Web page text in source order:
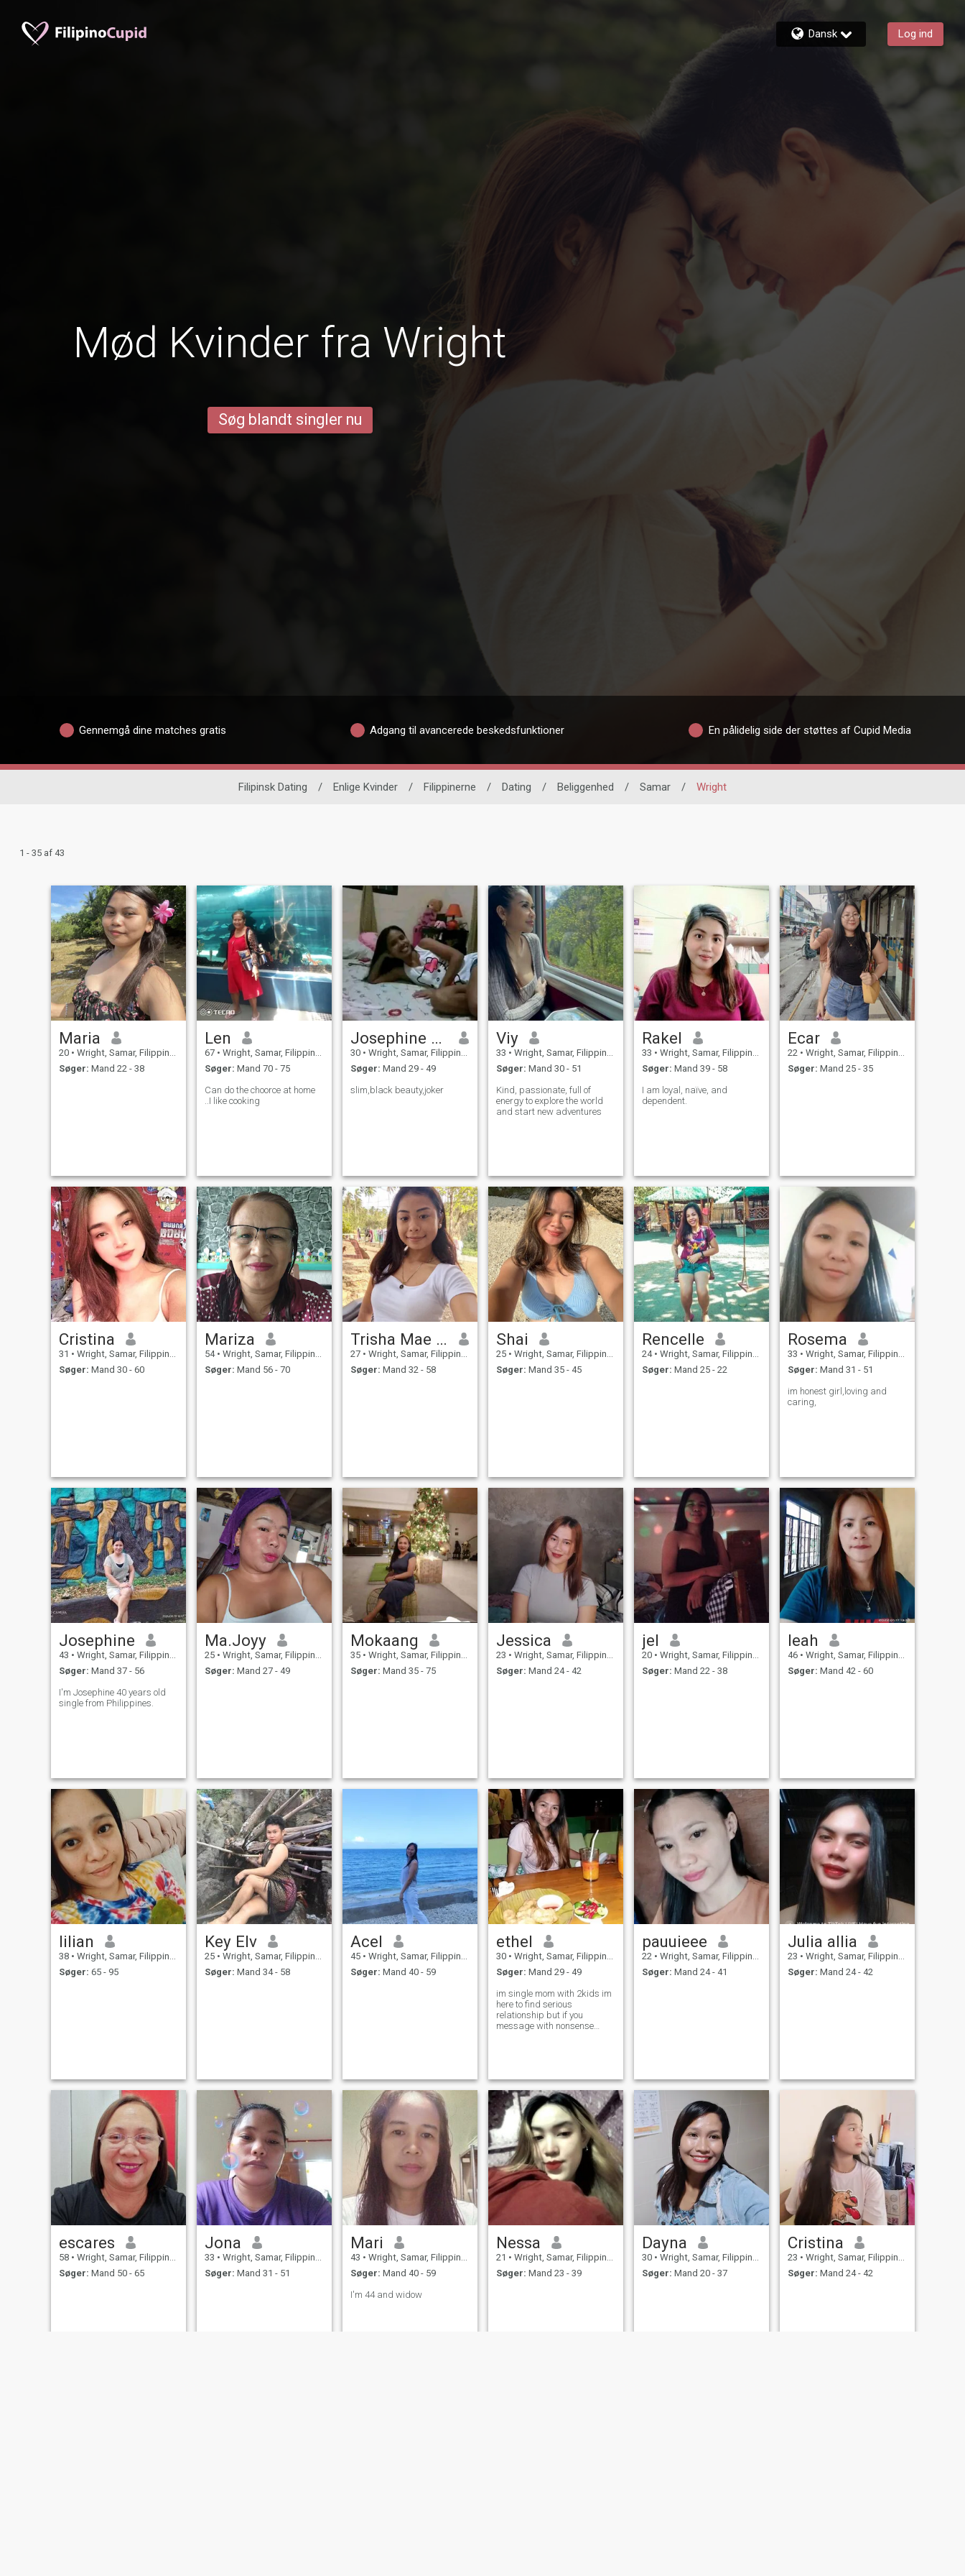
Dansk Log ind
Mød Kvinder fra Wright
Søg blandt singler nu
Gennemgå dine matches gratis Adgang til avancerede beskedsfunktioner En pålidelig side der støttes af Cupid Media
Filipinsk Dating / Enlige Kvinder / Filippinerne / Dating / Beliggenhed / Samar / Wright
1 - 35 af 43
Maria
20 • Wright, Samar, Filippinerne
Søger: Mand 22 - 38
Len
67 • Wright, Samar, Filippinerne
Søger: Mand 70 - 75
Can do the choorce at home
..I like cooking
Josephine Jabel
30 • Wright, Samar, Filippinerne
Søger: Mand 29 - 49
slim,black beauty,joker
Viy
33 • Wright, Samar, Filippinerne
Søger: Mand 30 - 51
Kind, passionate, full of
energy to explore the world
and start new adventures
Rakel
33 • Wright, Samar, Filippinerne
Søger: Mand 39 - 58
I am loyal, naïve, and
dependent.
Ecar
22 • Wright, Samar, Filippinerne
Søger: Mand 25 - 35
Cristina
31 • Wright, Samar, Filippinerne
Søger: Mand 30 - 60
Mariza
54 • Wright, Samar, Filippinerne
Søger: Mand 56 - 70
Trisha Mae Amador
27 • Wright, Samar, Filippinerne
Søger: Mand 32 - 58
Shai
25 • Wright, Samar, Filippinerne
Søger: Mand 35 - 45
Rencelle
24 • Wright, Samar, Filippinerne
Søger: Mand 25 - 22
Rosema
33 • Wright, Samar, Filippinerne
Søger: Mand 31 - 51
im honest girl,loving and
caring,
Josephine
43 • Wright, Samar, Filippinerne
Søger: Mand 37 - 56
I'm Josephine 40 years old
single from Philippines.
Ma.Joyy
25 • Wright, Samar, Filippinerne
Søger: Mand 27 - 49
Mokaang
35 • Wright, Samar, Filippinerne
Søger: Mand 35 - 75
Jessica
23 • Wright, Samar, Filippinerne
Søger: Mand 24 - 42
jel
20 • Wright, Samar, Filippinerne
Søger: Mand 22 - 38
leah
46 • Wright, Samar, Filippinerne
Søger: Mand 42 - 60
lilian
38 • Wright, Samar, Filippinerne
Søger: 65 - 95
Key Elv
25 • Wright, Samar, Filippinerne
Søger: Mand 34 - 58
Acel
45 • Wright, Samar, Filippinerne
Søger: Mand 40 - 59
ethel
30 • Wright, Samar, Filippinerne
Søger: Mand 29 - 49
im single mom with 2kids im
here to find serious
relationship but if you
message with nonsense
pauuieee
22 • Wright, Samar, Filippinerne
Søger: Mand 24 - 41
Julia allia
23 • Wright, Samar, Filippinerne
Søger: Mand 24 - 42
escares
58 • Wright, Samar, Filippinerne
Søger: Mand 50 - 65
Jona
33 • Wright, Samar, Filippinerne
Søger: Mand 31 - 51
Mari
43 • Wright, Samar, Filippinerne
Søger: Mand 40 - 59
I'm 44 and widow
Nessa
21 • Wright, Samar, Filippinerne
Søger: Mand 23 - 39
Dayna
30 • Wright, Samar, Filippinerne
Søger: Mand 20 - 37
Cristina
23 • Wright, Samar, Filippinerne
Søger: Mand 24 - 42